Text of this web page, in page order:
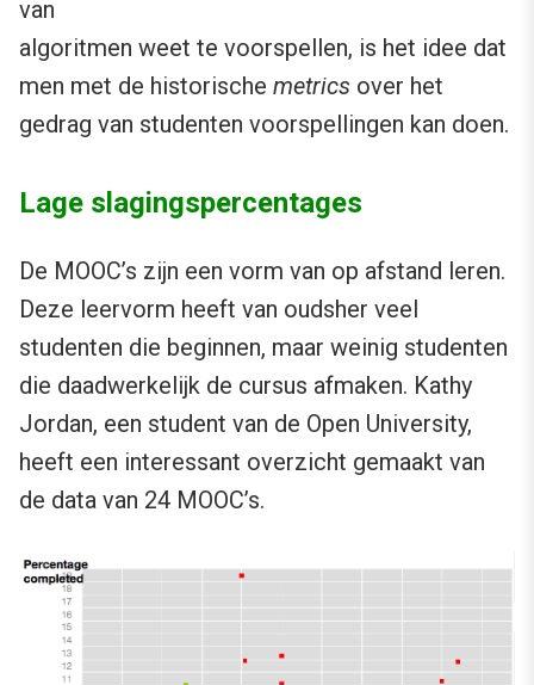
van
algoritmen weet te voorspellen, is het idee dat
men met de historische metrics over het
gedrag van studenten voorspellingen kan doen.
Lage slagingspercentages
De MOOC’s zijn een vorm van op afstand leren.
Deze leervorm heeft van oudsher veel
studenten die beginnen, maar weinig studenten
die daadwerkelijk de cursus afmaken. Kathy
Jordan, een student van de Open University,
heeft een interessant overzicht gemaakt van
de data van 24 MOOC’s.